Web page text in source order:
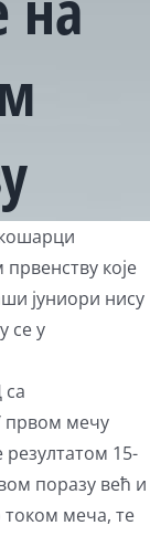
које
јуниори нису
се у
са
првом мечу
резултатом 15-
поразу већ и
меча, те